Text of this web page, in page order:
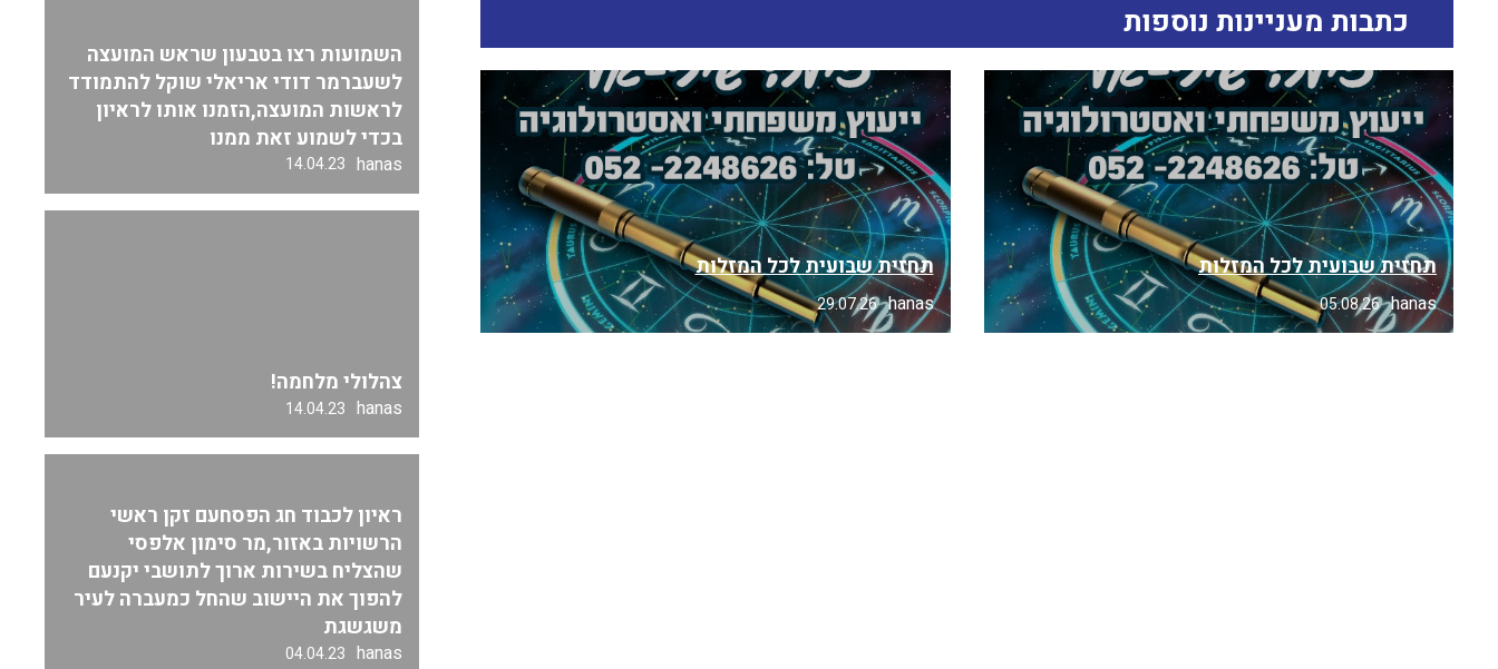
כתבות מעניינות נוספות
תחזית שבועית לכל המזלות
hanas
05.08.26
תחזית שבועית לכל המזלות
hanas
29.07.26
השמועות רצו בטבעון שראש המועצה
לשעברמר דודי אריאלי שוקל להתמודד
לראשות המועצה,הזמנו אותו לראיון
בכדי לשמוע זאת ממנו
hanas
14.04.23
צהלולי מלחמה!
hanas
14.04.23
ראיון לכבוד חג הפסחעם זקן ראשי
הרשויות באזור,מר סימון אלפסי
שהצליח בשירות ארוך לתושבי יקנעם
להפוך את היישוב שהחל כמעברה לעיר
משגשגת
hanas
04.04.23